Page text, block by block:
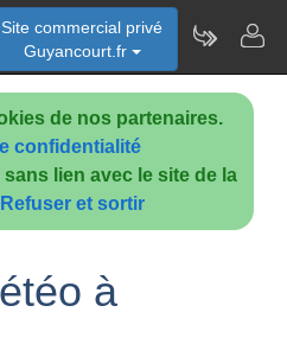
de nos partenaires.
confidentialité
lien avec le site de la
Refuser et sortir
Site commercial privé
Guyancourt.fr
à